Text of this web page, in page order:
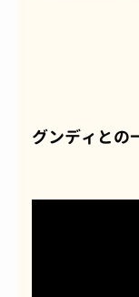
グンディとの